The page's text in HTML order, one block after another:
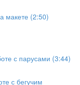
макете (2:50)
с парусами (3:44)
с бегучим